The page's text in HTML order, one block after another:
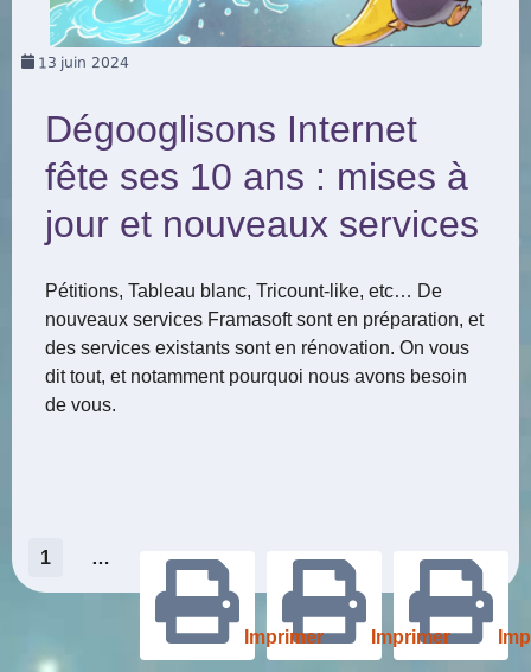
13 juin 2024
Dégooglisons Internet
fête ses 10 ans : mises à
jour et nouveaux services
Pétitions, Tableau blanc, Tricount-like, etc… De
nouveaux services Framasoft sont en préparation, et
des services existants sont en rénovation. On vous
dit tout, et notamment pourquoi nous avons besoin
de vous.
Pagination
des
publications
1
Imprimer
Imprimer
…